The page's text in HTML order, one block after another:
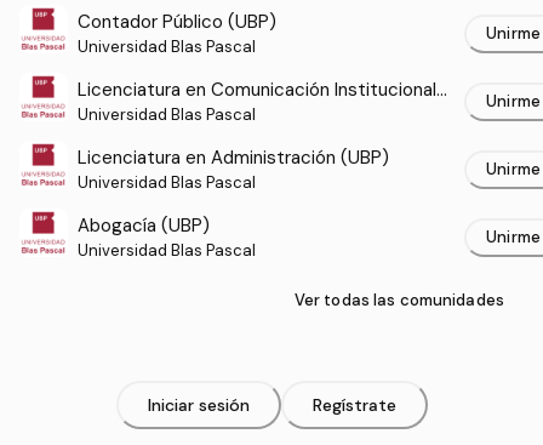
Contador Público (UBP)
Universidad Blas Pascal
Unirme
Licenciatura en Comunicación Institucional
(UBP)
Universidad Blas Pascal
Unirme
Licenciatura en Administración (UBP)
Universidad Blas Pascal
Unirme
Abogacía (UBP)
Universidad Blas Pascal
Unirme
Ver todas las comunidades
Iniciar sesión Regístrate